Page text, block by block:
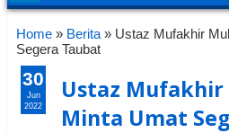
Home » Berita » Ustaz Mufakhir
Segera Taubat
Ustaz
Minta Umat
30
Jun
2022